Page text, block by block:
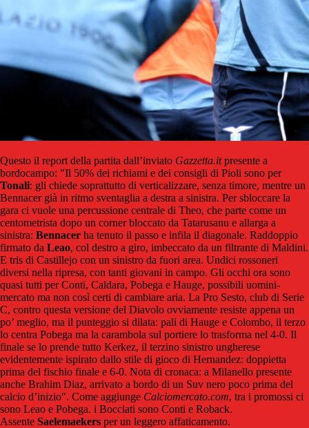
Questo il report della partita dall’inviato Gazzetta.itpresente a
bordocampo: "Il 50% dei richiami e dei consigli di Pioli sono per
Tonali: gli chiede soprattutto di verticalizzare, senza timore, mentre un
Bennacer già in ritmo sventaglia a destra a sinistra. Per sbloccare la
gara ci vuole una percussione centrale di Theo, che parte come un
centometrista dopo un corner bloccato da Tatarusanu e allarga a
sinistra: Bennacer ha tenuto il passo e infila il diagonale. Raddoppio
firmato da Leao, col destro a giro, imbeccato da un filtrante di Maldini.
E tris di Castillejo con un sinistro da fuori area. Undici rossoneri
diversi nella ripresa, con tanti giovani in campo. Gli occhi ora sono
quasi tutti per Conti, Caldara, Pobega e Hauge, possibili uomini-
mercato ma non così certi di cambiare aria. La Pro Sesto, club di Serie
C, contro questa versione del Diavolo ovviamente resiste appena un
po’ meglio, ma il punteggio si dilata: pali di Hauge e Colombo, il terzo
lo centra Pobega ma la carambola sul portiere lo trasforma nel 4-0. Il
finale se lo prende tutto Kerkez, il terzino sinistro ungherese
evidentemente ispirato dallo stile di gioco di Hernandez: doppietta
prima del fischio finale e 6-0. Nota di cronaca: a Milanello presente
anche Brahim Diaz, arrivato a bordo di un Suv nero poco prima del
calcio d’inizio". Come aggiunge Calciomercato.com, tra i promossi ci
sono Leao e Pobega. i Bocciati sono Conti e Roback.
Assente Saelemaekers per un leggero affaticamento.